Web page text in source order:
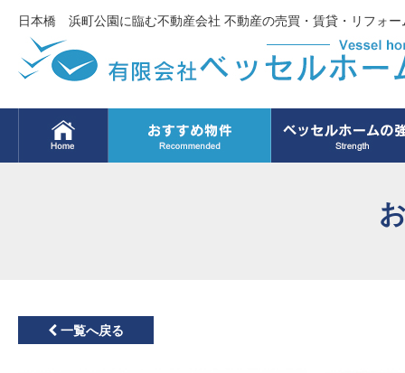
日本橋 浜町公園に臨む不動産会社 不動産の売買・賃貸・リフォー
一覧へ戻る